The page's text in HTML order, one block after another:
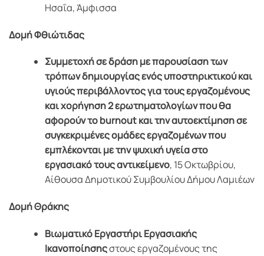
Ησαΐα, Άμφισσα
Δομή Φθιώτιδας
Συμμετοχή σε δράση με παρουσίαση των
τρόπων δημιουργίας ενός υποστηρικτικού και
υγιούς περιβάλλοντος για τους εργαζομένους
και χορήγηση 2 ερωτηματολογίων που θα
αφορούν το burnout και την αυτοεκτίμηση σε
συγκεκριμένες ομάδες εργαζομένων που
εμπλέκονται με την ψυχική υγεία στο
εργασιακό τους αντικείμενο, 15 Οκτωβρίου,
Αίθουσα Δημοτικού Συμβουλίου Δήμου Λαμιέων
Δομή Θράκης
Βιωματικό Εργαστήρι Εργασιακής
Ικανοποίησηςστους εργαζομένους της